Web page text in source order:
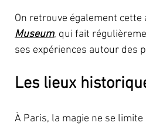
On retrouve également
Museum, qui fait
ses expériences autour des
Les lieux
À Paris, la magie ne se